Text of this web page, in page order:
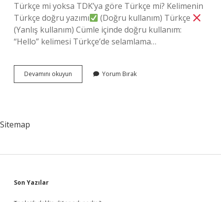
Türkçe mi yoksa TDK’ya göre Türkçe mi? Kelimenin
Türkçe doğru yazımı
(Doğru kullanım) Türkçe
(Yanlış kullanım) Cümle içinde doğru kullanım:
“Hello” kelimesi Türkçe’de selamlama…
Devamını okuyun
Nasıl
Yorum Bırak
Sitemap
Sidebar
Son Yazılar